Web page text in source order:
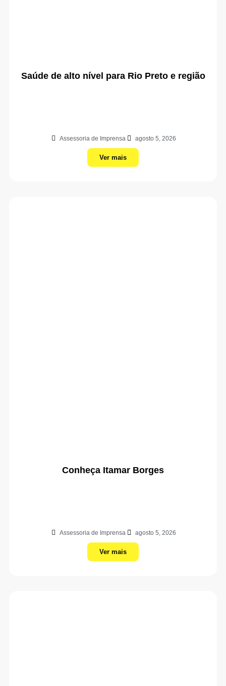
Saúde de alto nível para Rio Preto e região
Assessoria de Imprensa agosto 5, 2026
Ver mais
Conheça Itamar Borges
Assessoria de Imprensa agosto 5, 2026
Ver mais